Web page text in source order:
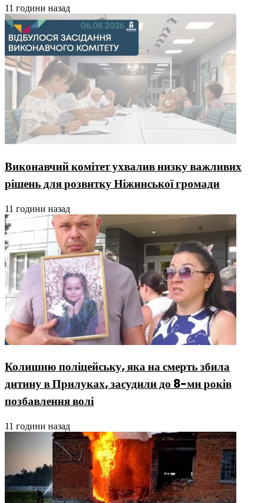
11 години назад
Виконавчий комітет ухвалив низку важливих
рішень для розвитку Ніжинської громади
11 години назад
Колишню поліцейську, яка на смерть збила
дитину в Прилуках, засудили до 8-ми років
позбавлення волі
11 години назад